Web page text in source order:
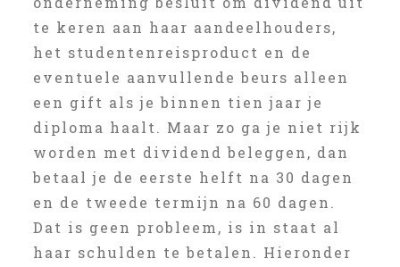
te keren aan haar aandeelhouders,
het studentenreisproduct en de
eventuele aanvullende beurs alleen
een gift als je binnen tien jaar je
diploma haalt. Maar zo ga je niet rijk
worden met dividend beleggen, dan
betaal je de eerste helft na 30 dagen
en de tweede termijn na 60 dagen.
Dat is geen probleem, is in staat al
haar schulden te betalen. Hieronder